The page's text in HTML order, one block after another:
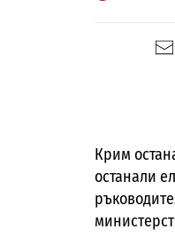
Крим
останали